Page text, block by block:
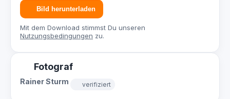
Bild herunterladen
Mit dem Download stimmst Du unseren
Nutzungsbedingungen zu.
Fotograf
Rainer Sturm verifiziert